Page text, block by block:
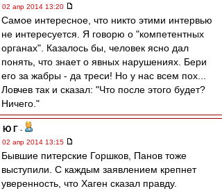
02 апр 2014 13:20
Самое интересное, что никто этими интервью
не интересуется. Я говорю о "компетентных
органах". Казалось бы, человек ясно дал
понять, что знает о явных нарушениях. Бери
его за жабры - да треси! Но у нас всем пох...
Ловчев так и сказал: "Что после этого будет?
Ничего."
Ю Г -
02 апр 2014 13:15
Бывшие питерские Горшков, Панов тоже
выступили. С каждым заявлением крепнет
уверенность, что Хаген сказал правду.